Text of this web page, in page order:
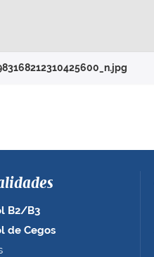
B2/B3
de Cegos